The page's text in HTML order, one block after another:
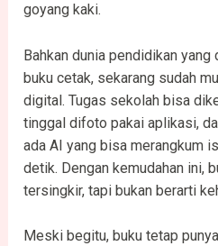
goyang kaki.
Bahkan dunia pendidikan yang
buku cetak, sekarang sudah
digital. Tugas sekolah bisa
tinggal difoto pakai aplikasi,
ada AI yang bisa merangkum
detik. Dengan kemudahan ini,
tersingkir, tapi bukan berarti
Meski begitu, buku tetap